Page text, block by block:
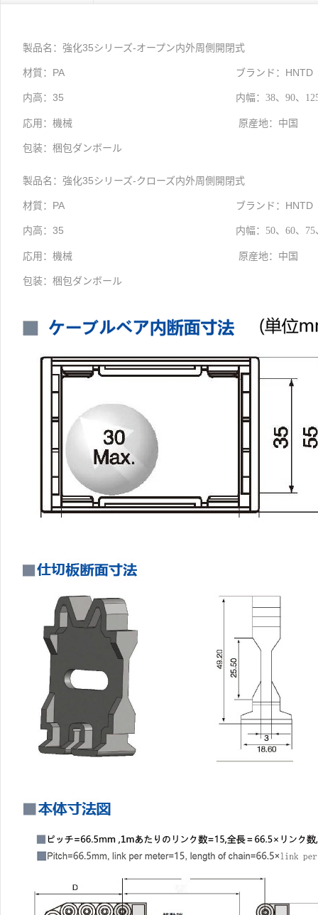
製品名： 強化35シリーズ-オープン内外周側開閉式
材質：PA ブランド：HNTD
内高：35 内幅： 38、90、
応用：機械 原産地：中国
包装：梱包ダンボール
製品名： 強化35シリーズ-クローズ内外周側開閉式
材質：PA ブランド：HNTD
内高：35 内幅： 50、60、
応用：機械 原産地：中国
包装：梱包ダンボール